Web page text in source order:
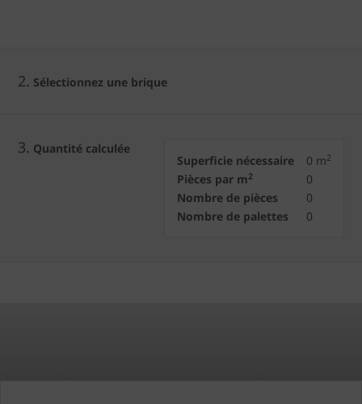
2. Sélectionnez une brique
3. Quantité calculée
Superficie nécessaire 0 m2
Pièces par m2
0
Nombre de pièces
0
Nombre de palettes
0